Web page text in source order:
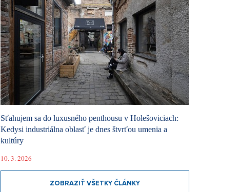
Sťahujem sa do luxusného penthousu v Holešoviciach:
Kedysi industriálna oblasť je dnes štvrťou umenia a
kultúry
10. 3. 2026
ZOBRAZIŤ VŠETKY ČLÁNKY